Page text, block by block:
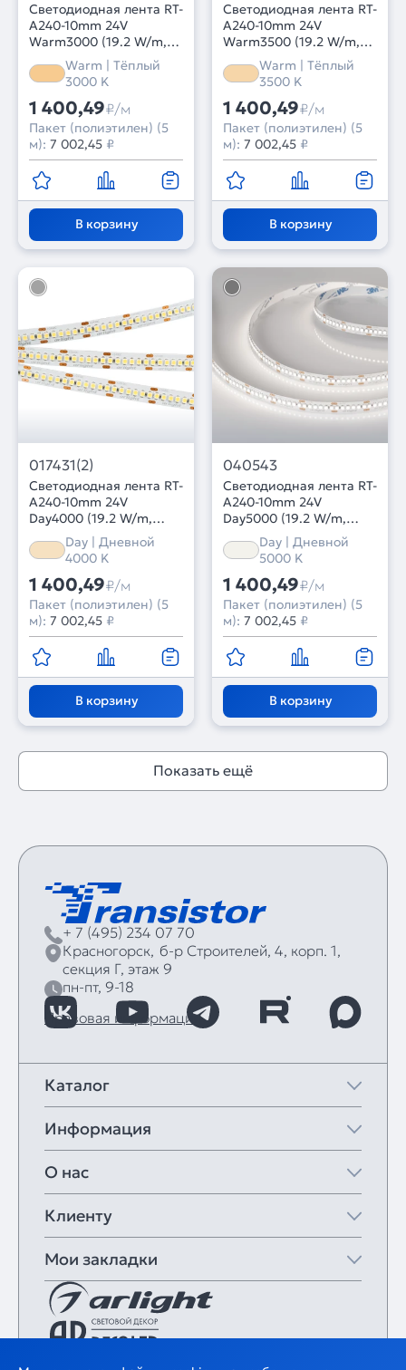
Светодиодная лента RT-
A240-10mm 24V
Warm3000 (19.2 W/m,
IP20, 3528, 5m) (Arlight,
Открытый)
Warm | Тёплый
3000 K
1 400,49₽/м
Пакет (полиэтилен) (5
м): 7 002,45 ₽
В корзину
Светодиодная лента RT-
A240-10mm 24V
Warm3500 (19.2 W/m,
IP20, 3528, 5m) (Arlight,
Открытый)
Warm | Тёплый
3500 K
1 400,49₽/м
Пакет (полиэтилен) (5
м): 7 002,45 ₽
В корзину
017431(2)
Светодиодная лента RT-
A240-10mm 24V
Day4000 (19.2 W/m,
IP20, 3528, 5m) (Arlight,
Открытый)
Day | Дневной
4000 K
1 400,49₽/м
Пакет (полиэтилен) (5
м): 7 002,45 ₽
В корзину
040543
Светодиодная лента RT-
A240-10mm 24V
Day5000 (19.2 W/m,
IP20, 3528, 5m) (Arlight,
Открытый)
Day | Дневной
5000 K
1 400,49₽/м
Пакет (полиэтилен) (5
м): 7 002,45 ₽
В корзину
Показать ещё
+ 7 (495) 234 07 70
Красногорск, б‑р Строителей, 4, корп. 1,
секция Г, этаж 9
пн-пт, 9-18
Правовая информация
Каталог
Информация
О нас
Клиенту
Мои закладки